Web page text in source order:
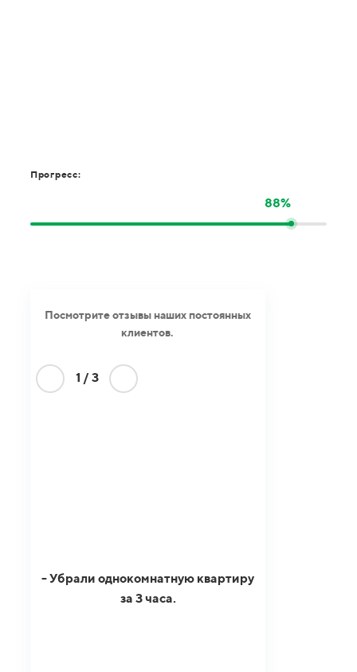
Прогресс:
88%
Посмотрите отзывы наших постоянных
клиентов.
1 /3
- Убрали однокомнатную квартиру
за 3 часа.